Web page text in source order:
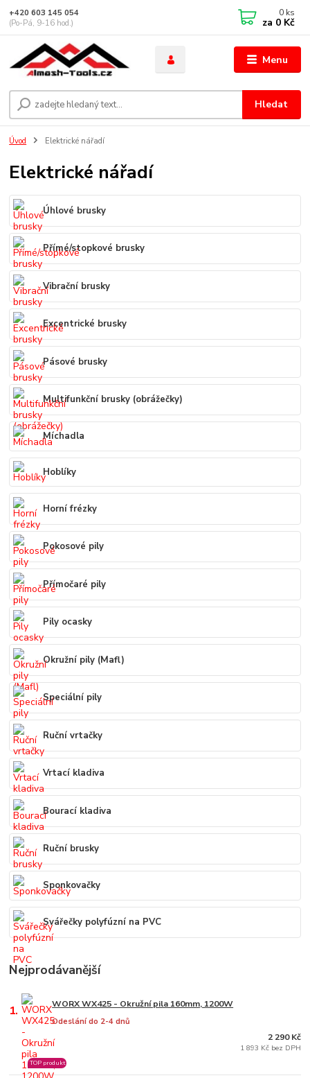
Menu
Hledat
+420 603 145 054
(Po-Pá, 9-16 hod.)
0 ks
za 0 Kč
Úvod Elektrické nářadí
Elektrické nářadí
Úhlové brusky
Přímé/stopkové brusky
Vibrační brusky
Excentrické brusky
Pásové brusky
Multifunkční brusky (obrážečky)
Míchadla
Hoblíky
Horní frézky
Pokosové pily
Přímočaré pily
Pily ocasky
Okružní pily (Mafl)
Speciální pily
Ruční vrtačky
Vrtací kladiva
Bourací kladiva
Ruční brusky
Sponkovačky
Svářečky polyfúzní na PVC
Nejprodávanější
1. WORX WX425 - Okružní pila 160mm, 1200W
Odeslání do 2-4 dnů
TOP produkt
2 290 Kč
1 893 Kč bez DPH